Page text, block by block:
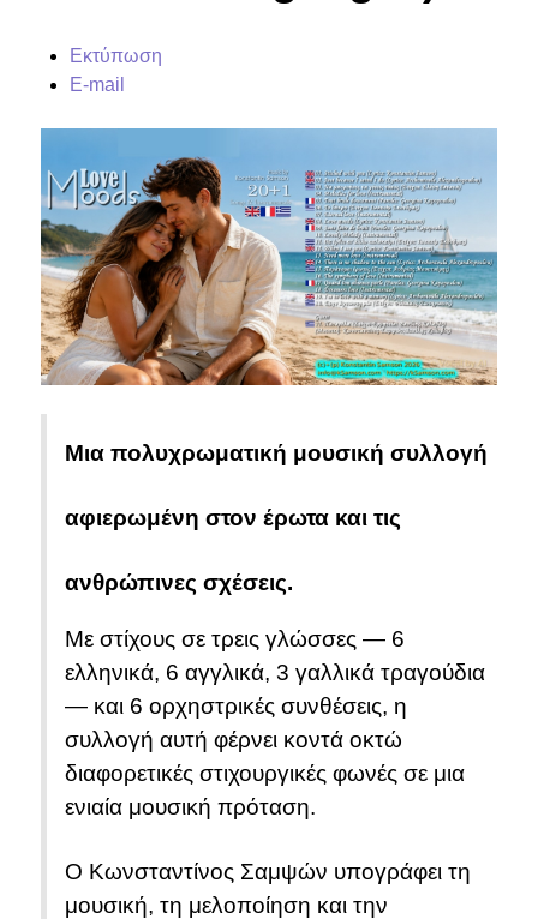
Εκτύπωση
E-mail
Μια πολυχρωματική μουσική συλλογή
αφιερωμένη στον έρωτα και τις
ανθρώπινες σχέσεις.
Με στίχους σε τρεις γλώσσες — 6
ελληνικά, 6 αγγλικά, 3 γαλλικά τραγούδια
— και 6 ορχηστρικές συνθέσεις, η
συλλογή αυτή φέρνει κοντά οκτώ
διαφορετικές στιχουργικές φωνές σε μια
ενιαία μουσική πρόταση.
Ο Κωνσταντίνος Σαμψών υπογράφει τη
μουσική, τη μελοποίηση και την